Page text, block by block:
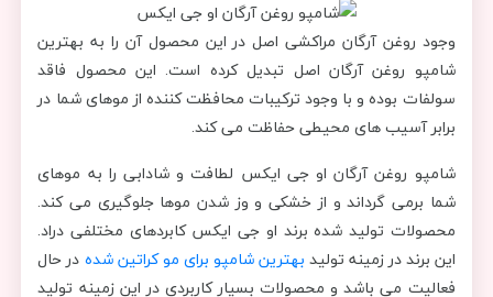
وجود روغن آرگان مراکشی اصل در این محصول آن را به بهترین
شامپو روغن آرگان اصل تبدیل کرده است. این محصول فاقد
سولفات بوده و با وجود ترکیبات محافظت کننده از موهای شما در
برابر آسیب های محیطی حفاظت می کند.
شامپو روغن آرگان او جی ایکس لطافت و شادابی را به موهای
شما برمی گرداند و از خشکی و وز شدن موها جلوگیری می کند.
محصولات تولید شده برند او جی ایکس کابردهای مختلفی دراد.
این برند در زمینه تولید بهترین شامپو برای مو کراتین شده در حال
فعالیت می باشد و محصولات بسیار کاربردی در این زمینه تولید